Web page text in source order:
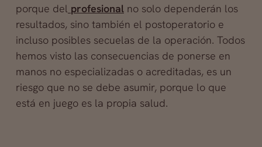
porque del profesionalno solo dependerán los
resultados, sino también el postoperatorio e
incluso posibles secuelas de la operación. Todos
hemos visto las consecuencias de ponerse en
manos no especializadas o acreditadas, es un
riesgo que no se debe asumir, porque lo que
está en juego es la propia salud.